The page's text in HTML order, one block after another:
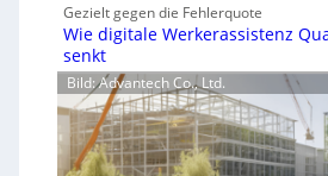
Gezielt gegen die Fehlerquote
Wie digitale Werkerassistenz
senkt
Bild: Advantech Co., Ltd.